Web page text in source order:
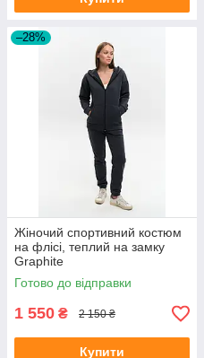
–28%
Жіночий спортивний костюм
на флісі, теплий на замку
Graphite
Готово до відправки
1 550 ₴ 2 150 ₴
Купити